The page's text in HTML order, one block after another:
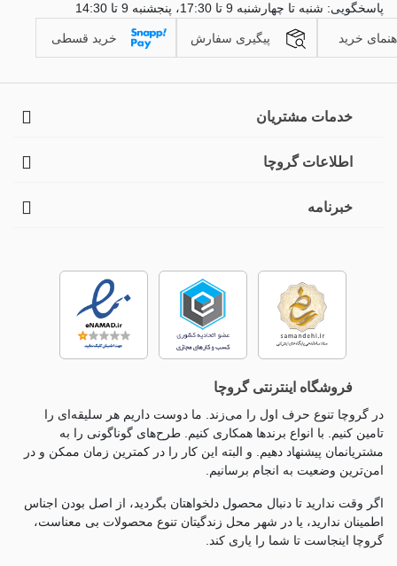
پاسخگویی: شنبه تا چهارشنبه 9 تا 17:30، پنجشنبه 9 تا 14:30
خرید پیگیری سفارش خرید قسطی
خدمات مشتریان
اطلاعات گروچا
خبرنامه
فروشگاه اینترنتی گروچا
در گروچا تنوع حرف اول را می‌زند. ما دوست داریم هر سلیقه‌ای را
تامین کنیم. با انواع برندها همکاری کنیم. طرح‌های گوناگونی را به
مشتریانمان پیشنهاد دهیم. و البته این کار را در کمترین زمان ممکن و در
امن‌ترین وضعیت به انجام برسانیم.
اگر وقت ندارید تا دنبال محصول دلخواهتان بگردید، از اصل بودن اجناس
اطمینان ندارید، یا در شهر محل زندگیتان تنوع محصولات بی معناست،
گروچا اینجاست تا شما را یاری کند.